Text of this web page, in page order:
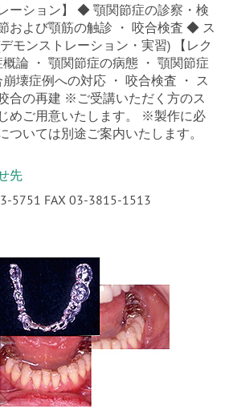
ーション】 ◆ 顎関節症の診察・検
および顎筋の触診 ・ 咬合検査 ◆ ス
モンストレーション・実習) 【レク
論 ・ 顎関節症の病態 ・ 顎関節症
壊症例への対応 ・ 咬合検査 ・ ス
合の再建 ※ご受講いただく方のス
めご用意いたします。 ※製作に必
ついては別途ご案内いたします。
先
5751 FAX 03-3815-1513